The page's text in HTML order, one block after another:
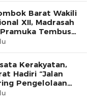
Barat Wakili
XII, Madrasah
Tembus
Kerakyatan,
Hadiri “Jalan
Pengelolaan
Tiu Suntuk”